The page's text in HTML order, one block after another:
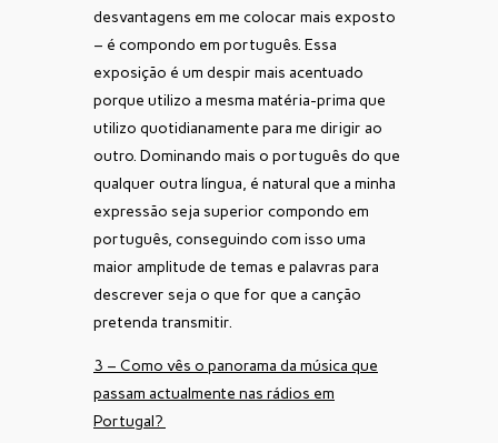
desvantagens em me colocar mais exposto
– é compondo em português. Essa
exposição é um despir mais acentuado
porque utilizo a mesma matéria-prima que
utilizo quotidianamente para me dirigir ao
outro. Dominando mais o português do que
qualquer outra língua, é natural que a minha
expressão seja superior compondo em
português, conseguindo com isso uma
maior amplitude de temas e palavras para
descrever seja o que for que a canção
pretenda transmitir.
3 – Como vês o panorama da música que
passam actualmente nas rádios em
Portugal?